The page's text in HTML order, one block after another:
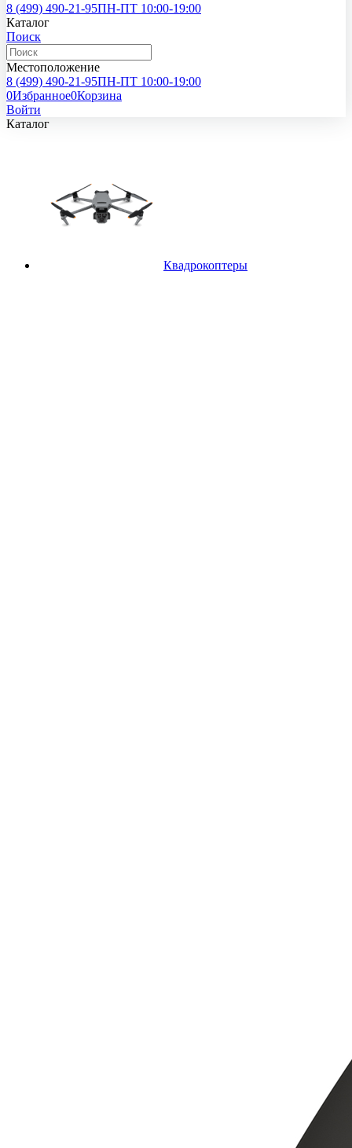
8 (499) 490-21-95ПН-ПТ 10:00-19:00
Каталог
Поиск
Местоположение
8 (499) 490-21-95ПН-ПТ 10:00-19:00
0Избранное0Корзина
Войти
Каталог
Квадрокоптеры